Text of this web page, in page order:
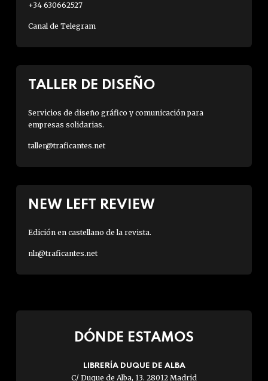
+34 630662527
Canal de Telegram
TALLER DE DISEÑO
Servicios de diseño gráfico y comunicación para
empresas solidarias.
taller@traficantes.net
NEW LEFT REVIEW
Edición en castellano de la revista.
nlr@traficantes.net
DÓNDE ESTAMOS
LIBRERÍA DUQUE DE ALBA
C/ Duque de Alba, 13. 28012 Madrid